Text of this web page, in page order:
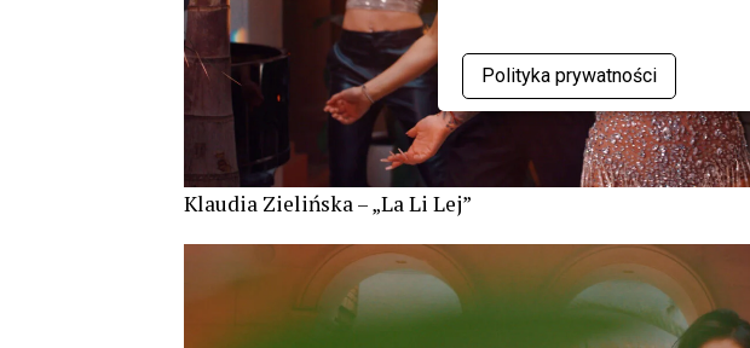
Polityka prywatności
Klaudia Zielińska – „La Li Lej”